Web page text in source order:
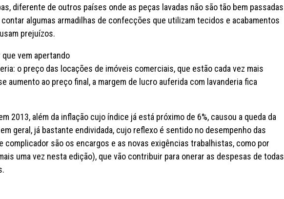
diferente de outros países onde as peças lavadas não são tão bem passadas
algumas armadilhas de confecções que utilizam tecidos e acabamentos
prejuízos.
vem apertando
o preço das locações de imóveis comerciais, que estão cada vez mais
aumento ao preço final, a margem de lucro auferida com lavanderia fica
2013, além da inflação cujo índice já está próximo de 6%, causou a queda da
geral, já bastante endividada, cujo reflexo é sentido no desempenho das
complicador são os encargos e as novas exigências trabalhistas, como por
uma vez nesta edição), que vão contribuir para onerar as despesas de todas